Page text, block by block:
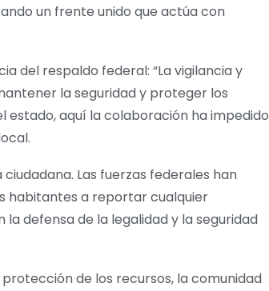
un frente unido que actúa con
del respaldo federal: “La vigilancia y
la seguridad y proteger los
estado, aquí la colaboración ha impedido
Las fuerzas federales han
habitantes a reportar cualquier
defensa de la legalidad y la seguridad
de los recursos, la comunidad